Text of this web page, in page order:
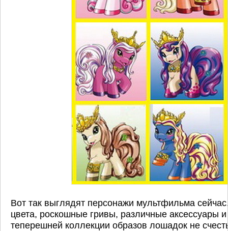
Вот так выглядят персонажи мультфильма
цвета, роскошные гривы, различные аксессуары
теперешней коллекции образов лошадок не